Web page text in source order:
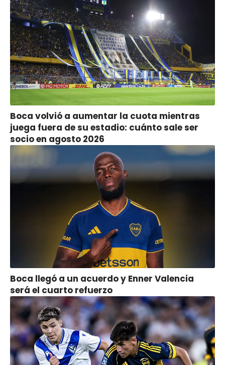
Boca volvió a aumentar la cuota mientras
juega fuera de su estadio: cuánto sale ser
socio en agosto 2026
Boca llegó a un acuerdo y Enner Valencia
será el cuarto refuerzo